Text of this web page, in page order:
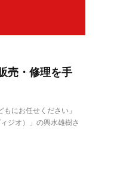
売・修理を手
にお任せください」
ジオ）」の輿水雄樹さ